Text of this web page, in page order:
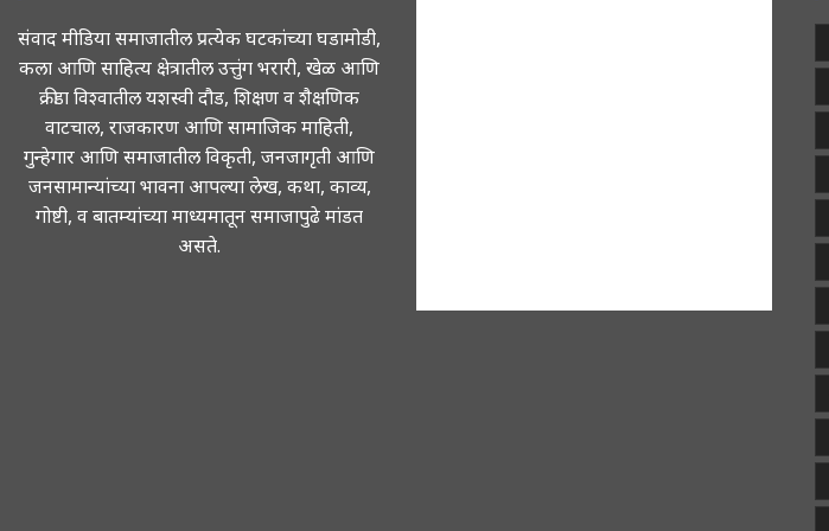
संवाद मीडिया समाजातील प्रत्येक घटकांच्या घडामोडी,
कला आणि साहित्य क्षेत्रातील उत्तुंग भरारी, खेळ आणि
क्रीडा विश्वातील यशस्वी दौड, शिक्षण व शैक्षणिक
वाटचाल, राजकारण आणि सामाजिक माहिती,
गुन्हेगार आणि समाजातील विकृती, जनजागृती आणि
जनसामान्यांच्या भावना आपल्या लेख, कथा, काव्य,
गोष्टी, व बातम्यांच्या माध्यमातून समाजापुढे मांडत
असते.